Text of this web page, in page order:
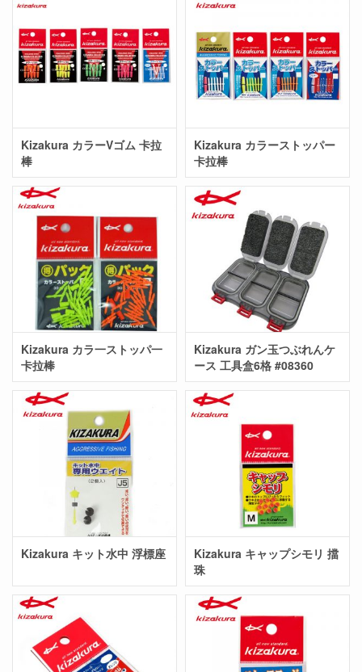
Kizakura カラーVゴム 卡拉
棒
Kizakura カラーストッパー
卡拉棒
Kizakura カラ一ストッパ一
卡拉棒
Kizakura ガン玉つぶれんケ
ース 工具盒6格 #08360
Kizakura キット水中 浮標座
Kizakura キャップシモリ 擋
珠